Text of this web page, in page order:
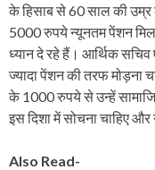
के हिसाब से 60 साल की
5000 रुपये न्यूनतम पेंशन
ध्यान दे रहे हैं। आर्थिक सचिव
ज्यादा पेंशन की तरफ मोड़ना
के 1000 रुपये से उन्हें
इस दिशा में सोचना चाहिए और
Also Read-